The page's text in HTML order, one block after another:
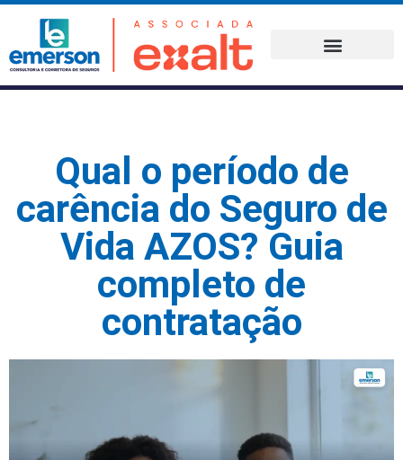
Qual o período de
carência do Seguro de
Vida AZOS? Guia
completo de
contratação